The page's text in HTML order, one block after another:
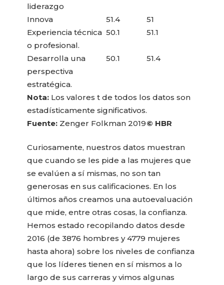
liderazgo
Innova 51.4
51
Experiencia técnica
o profesional.
50.1 51.1
Desarrolla una
perspectiva
estratégica.
50.1 51.4
Nota: Los valores t de todos los datos son
estadísticamente significativos.
Fuente: Zenger Folkman 2019© HBR
Curiosamente, nuestros datos muestran
que cuando se les pide a las mujeres que
se evalúen a sí mismas, no son tan
generosas en sus calificaciones. En los
últimos años creamos una autoevaluación
que mide, entre otras cosas, la confianza.
Hemos estado recopilando datos desde
2016 (de 3876 hombres y 4779 mujeres
hasta ahora) sobre los niveles de confianza
que los líderes tienen en sí mismos a lo
largo de sus carreras y vimos algunas